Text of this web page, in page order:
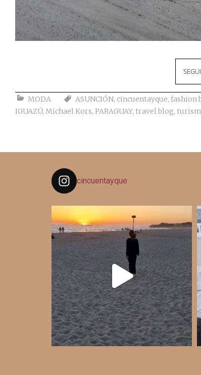
MODA ASUNCIÓN, cincuentayque, fashion
IGUAZÚ, Michael Kors, PARAGUAY, travel blog,
cincuentayque